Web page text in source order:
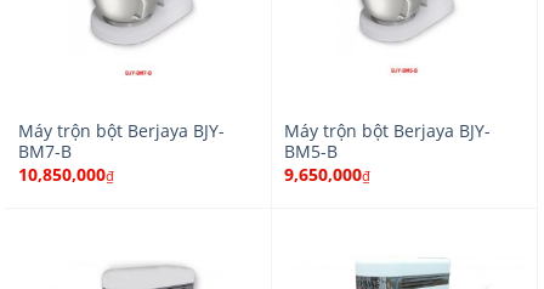
Máy trộn bột Berjaya BJY-
BM7-B
10,850,000₫
Máy trộn bột Berjaya BJY-
BM5-B
9,650,000₫